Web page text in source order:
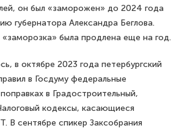
он был «заморожен» до 2024 года
губернатора Александра Беглова.
была продлена еще на год.
в октябре 2023 года петербургский
в Госдуму федеральные
в Градостроительный,
кодексы, касающиеся
В сентябре спикер Заксобрания